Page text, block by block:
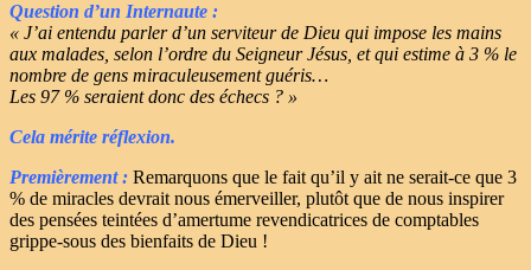
Question d’un Internaute :
« J’ai entendu parler d’un serviteur de Dieu qui impose les mains
aux malades, selon l’ordre du Seigneur Jésus, et qui estime à 3 % le
nombre de gens miraculeusement guéris…
Les 97 % seraient donc des échecs ? »
Cela mérite réflexion.
Premièrement : Remarquons que le fait qu’il y ait ne serait-ce que 3
% de miracles devrait nous émerveiller, plutôt que de nous inspirer
des pensées teintées d’amertume revendicatrices de comptables
grippe-sous des bienfaits de Dieu !